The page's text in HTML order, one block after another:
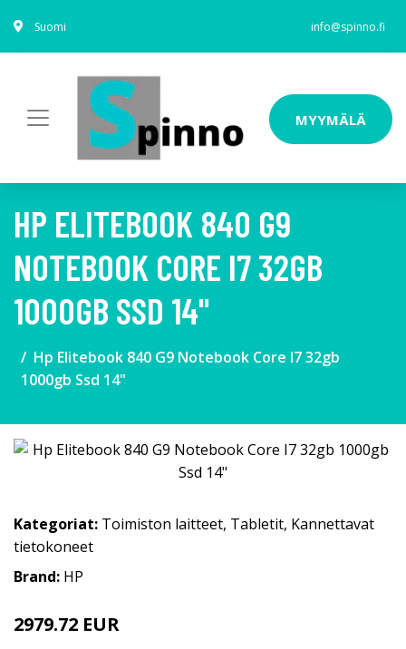
Suomi info@spinno.fi
MYYMÄLÄ
HP ELITEBOOK 840 G9
NOTEBOOK CORE I7 32GB
1000GB SSD 14"
Hp Elitebook 840 G9 Notebook Core I7 32gb
1000gb Ssd 14"
Kategoriat: Toimiston laitteet, Tabletit, Kannettavat
tietokoneet
Brand: HP
2979.72 EUR